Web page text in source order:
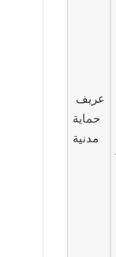
عريف
حماية
مدنية